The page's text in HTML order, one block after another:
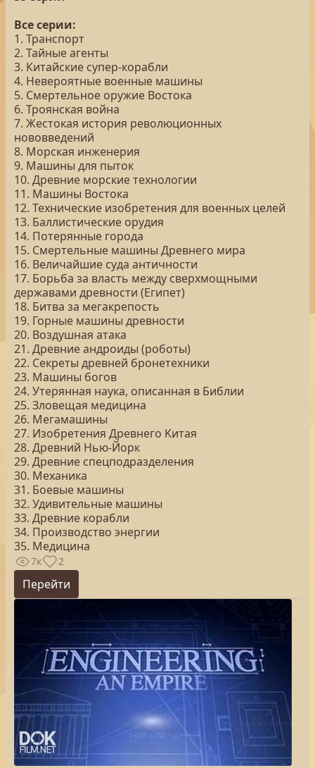
Все серии:
1. Транспорт
2. Тайные агенты
3. Китайские супер-корабли
4. Невероятные военные машины
5. Смертельное оружие Востока
6. Троянская война
7. Жестокая история революционных
нововведений
8. Морская инженерия
9. Машины для пыток
10. Древние морские технологии
11. Машины Востока
12. Технические изобретения для военных целей
13. Баллистические орудия
14. Потерянные города
15. Смертельные машины Древнего мира
16. Величайшие суда античности
17. Борьба за власть между сверхмощными
державами древности (Египет)
18. Битва за мегакрепость
19. Горные машины древности
20. Воздушная атака
21. Древние андроиды (роботы)
22. Секреты древней бронетехники
23. Машины богов
24. Утерянная наука, описанная в Библии
25. Зловещая медицина
26. Мегамашины
27. Изобретения Древнего Kитая
28. Древний Нью-Йорк
29. Древние спецподразделения
30. Механика
31. Боевые машины
32. Удивительные машины
33. Древние корабли
34. Производство энергии
35. Медицина
7к 2
Перейти